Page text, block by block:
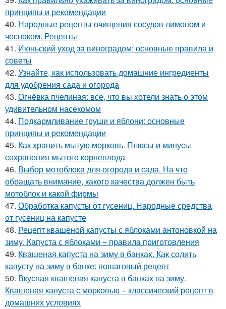
принципы и рекомендации
40. Народные рецепты очищения сосудов лимоном и
чесноком. Рецепты
41. Июньский уход за виноградом: основные правила и
советы
42. Узнайте, как использовать домашние ингредиенты
для удобрения сада и огорода
43. Огнёвка пчелиная: все, что вы хотели знать о этом
удивительном насекомом
44. Подкармливание груши и яблони: основные
принципы и рекомендации
45. Как хранить мытую морковь. Плюсы и минусы
сохранения мытого корнеплода
46. Выбор мотоблока для огорода и сада. На что
обращать внимание, какого качества должен быть
мотоблок и какой фирмы
47. Обработка капусты от гусениц. Народные средства
от гусениц на капусте
48. Рецепт квашеной капусты с яблоками антоновкой на
зиму. Капуста с яблоками – правила приготовления
49. Квашеная капуста на зиму в банках. Как солить
капусту на зиму в банке: пошаговый рецепт
50. Вкусная квашеная капуста в банках на зиму.
Квашеная капуста с морковью – классический рецепт в
домашних условиях